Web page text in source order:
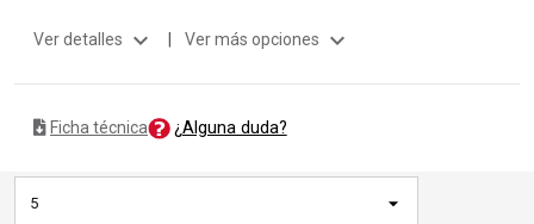
Ver detalles expand_more | Ver más opciones expand_more
Ficha técnica ¿Alguna duda?
5